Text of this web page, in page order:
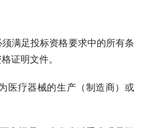
满足投标资格要求中的所有条
证明文件。
医疗器械的生产（制造商）或